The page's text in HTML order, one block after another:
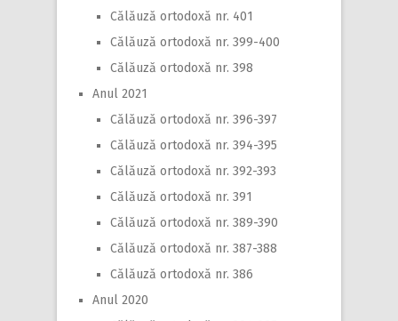
Călăuză ortodoxă nr. 401
Călăuză ortodoxă nr. 399-400
Călăuză ortodoxă nr. 398
Anul 2021
Călăuză ortodoxă nr. 396-397
Călăuză ortodoxă nr. 394-395
Călăuză ortodoxă nr. 392-393
Călăuză ortodoxă nr. 391
Călăuză ortodoxă nr. 389-390
Călăuză ortodoxă nr. 387-388
Călăuză ortodoxă nr. 386
Anul 2020